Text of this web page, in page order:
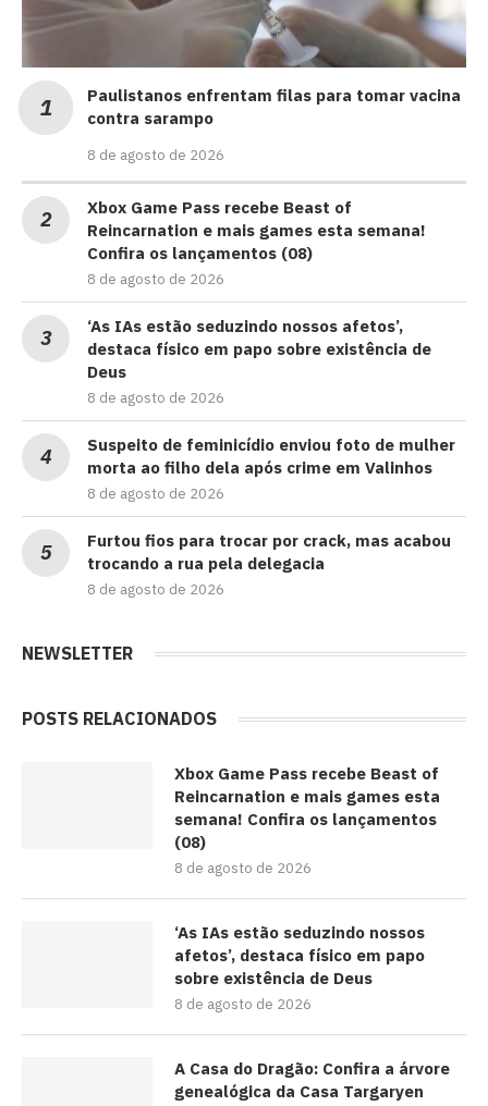
Paulistanos enfrentam filas para tomar vacina
contra sarampo
8 de agosto de 2026
Xbox Game Pass recebe Beast of
Reincarnation e mais games esta semana!
Confira os lançamentos (08)
8 de agosto de 2026
‘As IAs estão seduzindo nossos afetos’,
destaca físico em papo sobre existência de
Deus
8 de agosto de 2026
Suspeito de feminicídio enviou foto de mulher
morta ao filho dela após crime em Valinhos
8 de agosto de 2026
Furtou fios para trocar por crack, mas acabou
trocando a rua pela delegacia
8 de agosto de 2026
NEWSLETTER
POSTS RELACIONADOS
Xbox Game Pass recebe Beast of
Reincarnation e mais games esta
semana! Confira os lançamentos
(08)
8 de agosto de 2026
‘As IAs estão seduzindo nossos
afetos’, destaca físico em papo
sobre existência de Deus
8 de agosto de 2026
A Casa do Dragão: Confira a árvore
genealógica da Casa Targaryen